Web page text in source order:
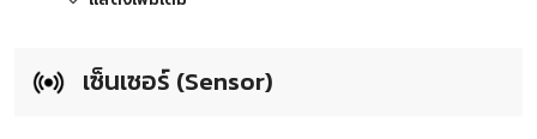
เซ็นเซอร์ (Sensor)